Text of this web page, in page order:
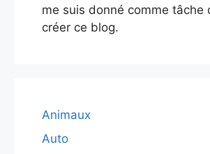
me suis donné comme tâche
créer ce blog.
Animaux
Auto